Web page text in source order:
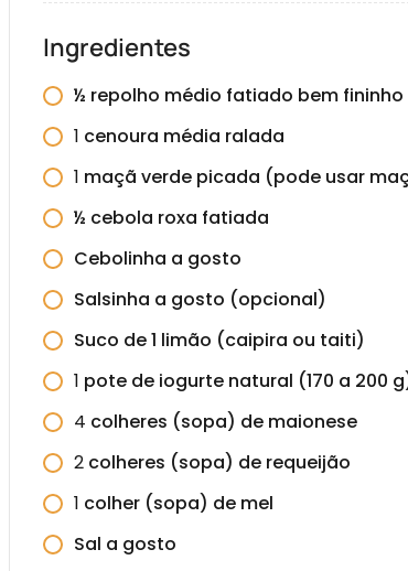
Ingredientes
½ repolho médio fatiado bem fininho
1 cenoura média ralada
1 maçã verde picada (pode usar
½ cebola roxa fatiada
Cebolinha a gosto
Salsinha a gosto (opcional)
Suco de 1 limão (caipira ou taiti)
1 pote de iogurte natural (170 a 200
4 colheres (sopa) de maionese
2 colheres (sopa) de requeijão
1 colher (sopa) de mel
Sal a gosto